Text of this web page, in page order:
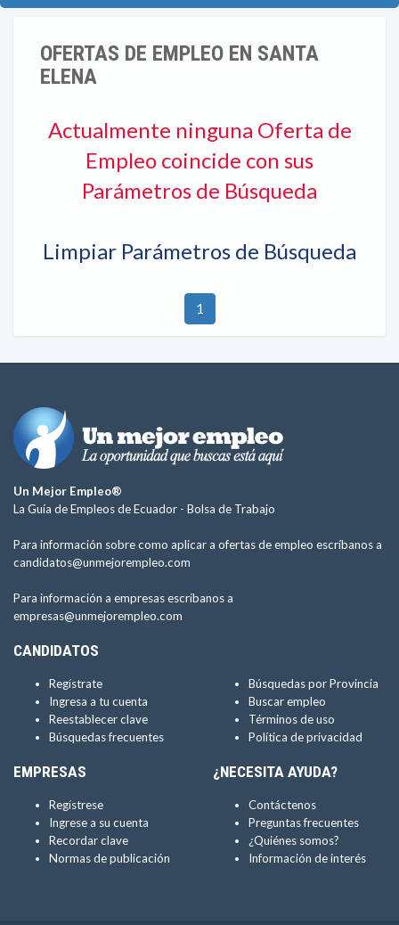
OFERTAS DE EMPLEO EN SANTA
ELENA
Actualmente ninguna Oferta de
Empleo coincide con sus
Parámetros de Búsqueda
Limpiar Parámetros de Búsqueda
1
Un Mejor Empleo®
La Guía de Empleos de Ecuador - Bolsa de Trabajo
Para información sobre como aplicar a ofertas de empleo escríbanos a
candidatos@unmejorempleo.com
Para información a empresas escríbanos a
empresas@unmejorempleo.com
CANDIDATOS
Regístrate
Ingresa a tu cuenta
Reestablecer clave
Búsquedas frecuentes
Búsquedas por Provincia
Buscar empleo
Términos de uso
Política de privacidad
EMPRESAS
Regístrese
Ingrese a su cuenta
Recordar clave
Normas de publicación
¿NECESITA AYUDA?
Contáctenos
Preguntas frecuentes
¿Quiénes somos?
Información de interés